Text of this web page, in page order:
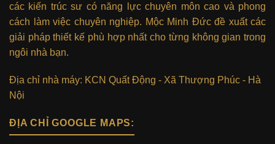
các kiến trúc sư có năng lực chuyên môn cao và phong
cách làm việc chuyên nghiệp. Mộc Minh Đức đề xuất các
giải pháp thiết kế phù hợp nhất cho từng không gian trong
ngôi nhà bạn.
Địa chỉ nhà máy: KCN Quất Động - Xã Thượng Phúc - Hà
Nội
ĐỊA CHỈ GOOGLE MAPS: